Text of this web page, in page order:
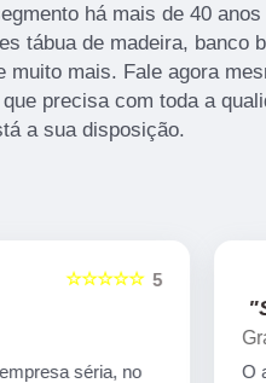
há mais de 40 anos
tábua de madeira, banco
muito mais. Fale agora
precisa com toda a
a sua disposição.
5
☆☆☆☆☆
séria, no
O